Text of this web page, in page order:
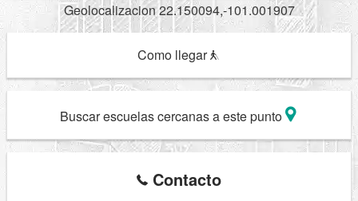
Geolocalizacion 22.150094,-101.001907
Como llegar
Buscar escuelas cercanas a este punto
Contacto